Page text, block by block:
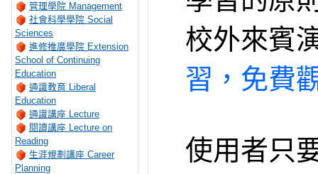
管理學院 Management
社會科學學院 Social
Sciences
進修推廣學院 Extension
School of Continuing
Education
通識教育 Liberal
Education
通識講座 Lecture
閱讀講座 Lecture on
Reading
生涯規劃講座 Career
Planning
校外來賓
習，免費
使用者只